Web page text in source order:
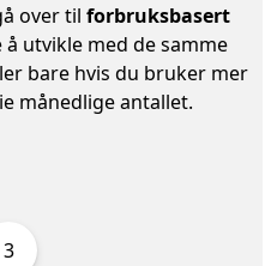
over til forbruksbasert
utvikle med de samme
bare hvis du bruker mer
månedlige antallet.
3